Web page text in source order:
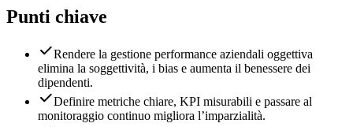
Punti chiave
Rendere la gestione performance aziendali oggettiva
elimina la soggettività, i bias e aumenta il benessere dei
dipendenti.
Definire metriche chiare, KPI misurabili e passare al
monitoraggio continuo migliora l’imparzialità.